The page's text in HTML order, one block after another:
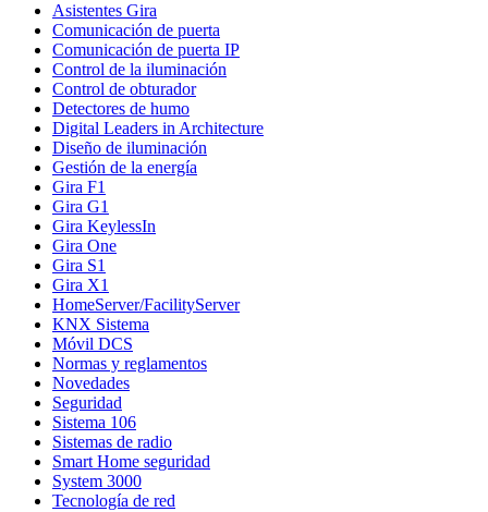
Asistentes Gira
Comunicación de puerta
Comunicación de puerta IP
Control de la iluminación
Control de obturador
Detectores de humo
Digital Leaders in Architecture
Diseño de iluminación
Gestión de la energía
Gira F1
Gira G1
Gira KeylessIn
Gira One
Gira S1
Gira X1
HomeServer/FacilityServer
KNX Sistema
Móvil DCS
Normas y reglamentos
Novedades
Seguridad
Sistema 106
Sistemas de radio
Smart Home seguridad
System 3000
Tecnología de red